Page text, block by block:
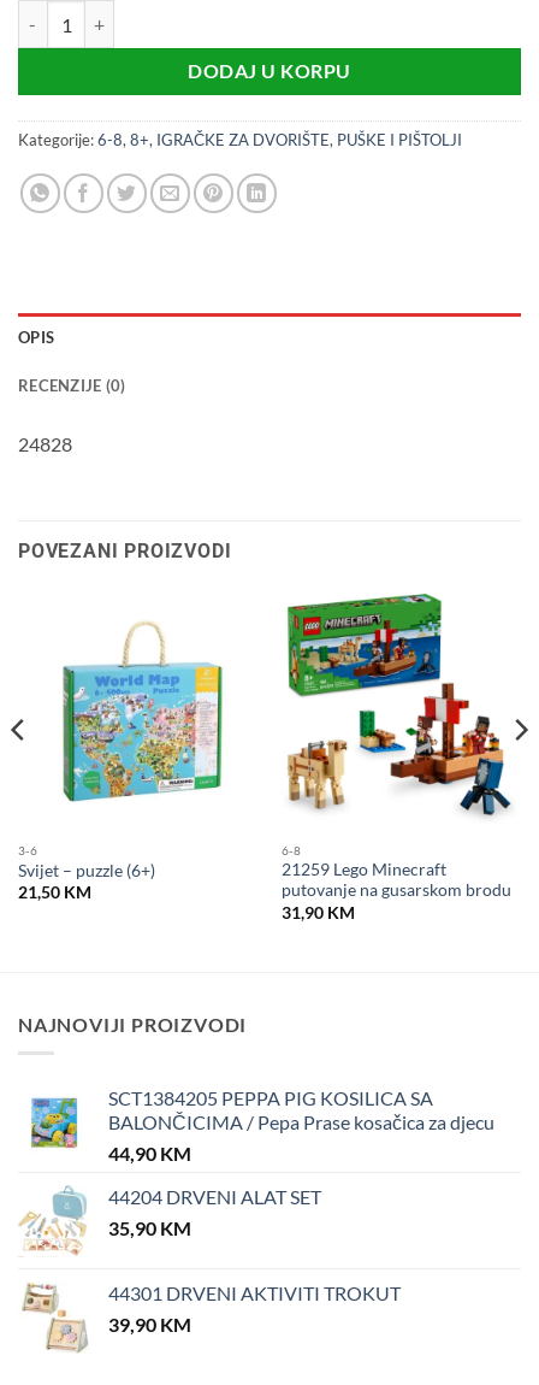
DODAJ U KORPU
Kategorije:6-8, 8+, IGRAČKE ZA DVORIŠTE, PUŠKE I PIŠTOLJI
OPIS
RECENZIJE (0)
24828
POVEZANI PROIZVODI
3-6
Svijet – puzzle (6+)
21,50 KM
6-8
21259 Lego Minecraft
putovanje na gusarskom brodu
31,90 KM
NAJNOVIJI PROIZVODI
SCT1384205 PEPPA PIG KOSILICA SA
BALONČICIMA / Pepa Prase kosačica za djecu
44,90 KM
44204 DRVENI ALAT SET
35,90 KM
44301 DRVENI AKTIVITI TROKUT
39,90 KM